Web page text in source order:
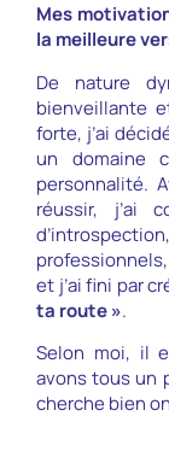
Mes
la meilleure
De nature
bienveillante
forte, j’ai
un domaine
personnalité.
réussir, j’ai
et j’ai fini par
ta route ».
Selon moi, il
avons tous un
cherche bien